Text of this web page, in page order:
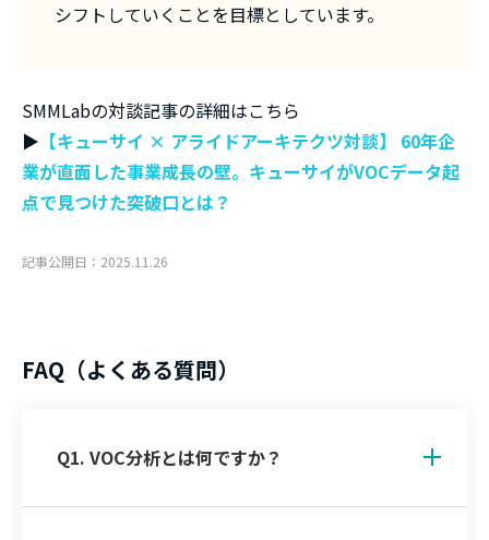
シフトしていくことを目標としています。
SMMLabの対談記事の詳細はこちら
▶ 【キューサイ × アライドアーキテクツ対談】 60年企
業が直面した事業成長の壁。キューサイがVOCデータ起
点で見つけた突破口とは？
記事公開日：2025.11.26
FAQ（よくある質問）
Q1. VOC分析とは何ですか？